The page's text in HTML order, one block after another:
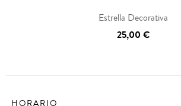
Estrella Decorativa
25,00 €
HORARIO